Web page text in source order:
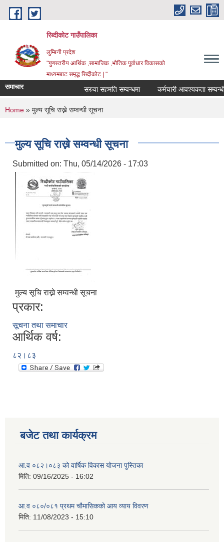
Skip to main content
रिब्दीकोट गाउँपालिका
लुम्बिनी प्रदेश
"गुणस्तरीय आर्थिक ,सामाजिक ,भौतिक पूर्वाधार विकासको
माध्यमबाट समृद्ध रिब्दीकोट | "
समाचार सरुवा सहमति सम्वन्धमा कर्मचारी आवश्यकता सम्वन्धी
You are here
Home » मुल्य सूचि राख्ने सम्वन्धी सूचना
मुल्य सूचि राख्ने सम्वन्धी सूचना
Submitted on: Thu, 05/14/2026 - 17:03
मुल्य सूचि राख्ने सम्वन्धी सूचना
प्रकार:
सूचना तथा समाचार
आर्थिक वर्ष:
८२।८३
बजेट तथा कार्यक्रम
आ.व ०८२।०८३ को वार्षिक विकास योजना पुस्तिका
मिति: 09/16/2025 - 16:02
आ.व ०८०/०८१ प्रथम चौमासिकको आय व्याय विवरण
मिति: 11/08/2023 - 15:10